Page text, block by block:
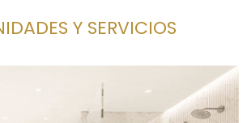
Y SERVICIOS